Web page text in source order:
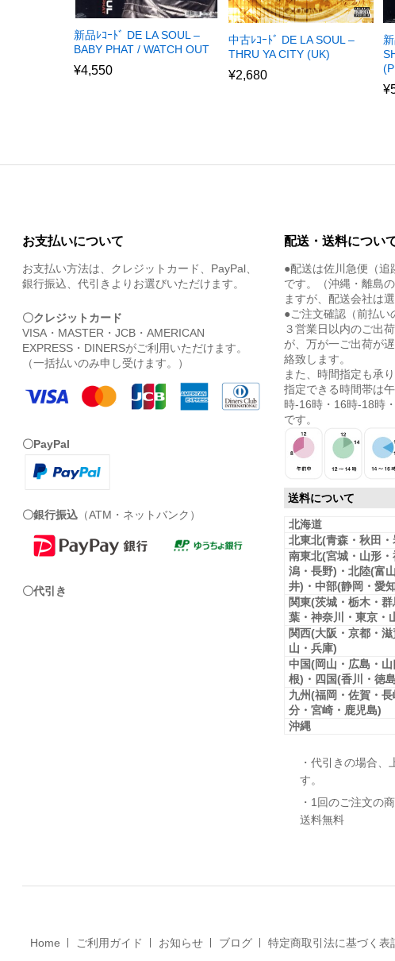
新品ﾚｺｰﾄﾞ DE LA SOUL –
BABY PHAT / WATCH OUT
¥4,550
中古ﾚｺｰﾄﾞ DE LA SOUL –
THRU YA CITY (UK)
¥2,680
¥
お支払いについて
お支払い方法は、クレジットカード、PayPal、
銀行振込、代引きよりお選びいただけます。
〇クレジットカード
VISA・MASTER・JCB・AMERICAN
EXPRESS・DINERSがご利用いただけます。
（一括払いのみ申し受けます。）
〇PayPal
〇銀行振込 （ATM・ネットバンク）
〇代引き
配送・送料につい
●配送は佐川急便（追
です。（沖縄・離島
ますが、配送会社は
●ご注文確認（前払い
３営業日以内のご出
が、万が一ご出荷が
絡致します。
また、時間指定も承り
指定できる時間帯は
時-16時・16時-18時
です。
送料について
北海道
北東北(青森・秋田・
南東北(宮城・山形
潟・長野)・北陸(富
井)・中部(静岡・愛
関東(茨城・栃木・
葉・神奈川・東京・
関西(大阪・京都・
山・兵庫)
中国(岡山・広島・
根)・四国(香川・徳
九州(福岡・佐賀・
分・宮崎・鹿児島)
沖縄
・代引きの場合、
す。
・1回のご注文の
送料無料
Home ご利用ガイド お知らせ ブログ 特定商取引法に基づく表